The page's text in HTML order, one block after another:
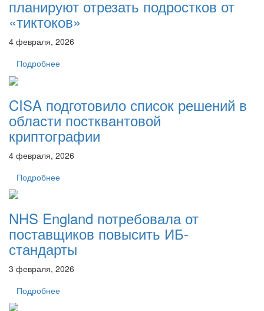
планируют отрезать подростков от
«тиктоков»
4 февраля, 2026
Подробнее
CISA подготовило список решений в
области постквантовой
криптографии
4 февраля, 2026
Подробнее
NHS England потребовала от
поставщиков повысить ИБ-
стандарты
3 февраля, 2026
Подробнее